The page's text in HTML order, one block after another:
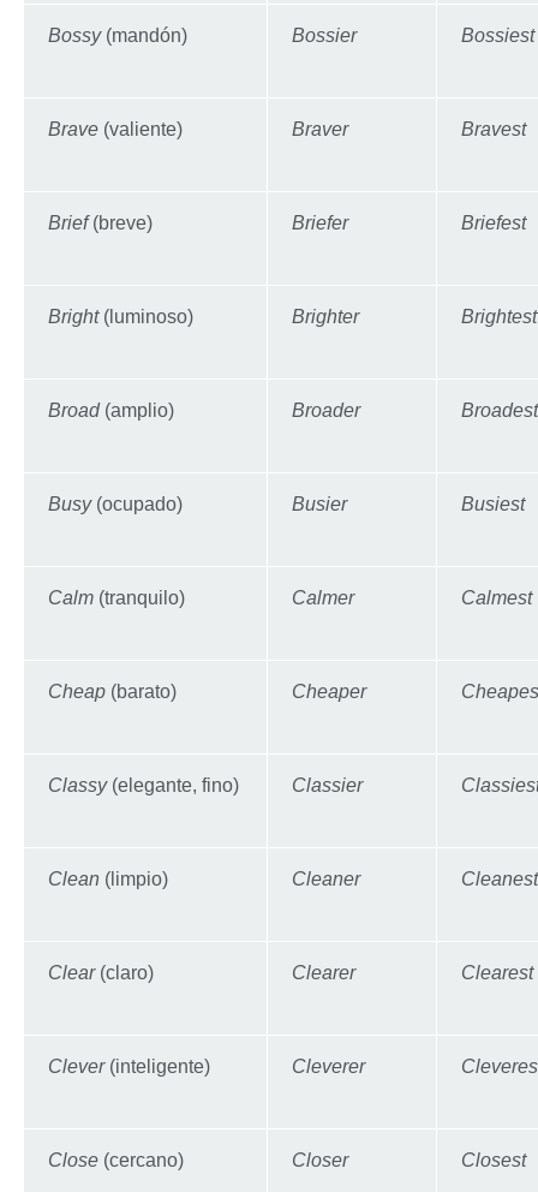
Bossy (mandón) Bossier Bossiest
Brave (valiente) Braver Bravest
Brief(breve) Briefer Briefest
Bright(luminoso) Brighter Brightest
Broad (amplio) Broader Broadest
Busy (ocupado) Busier Busiest
Calm (tranquilo) Calmer Calmest
Cheap (barato) Cheaper
Classy (elegante, fino) Classier
Clean (limpio) Cleaner Cleanest
Clear (claro) Clearer Clearest
Clever (inteligente) Cleverer
Close (cercano) Closer Closest